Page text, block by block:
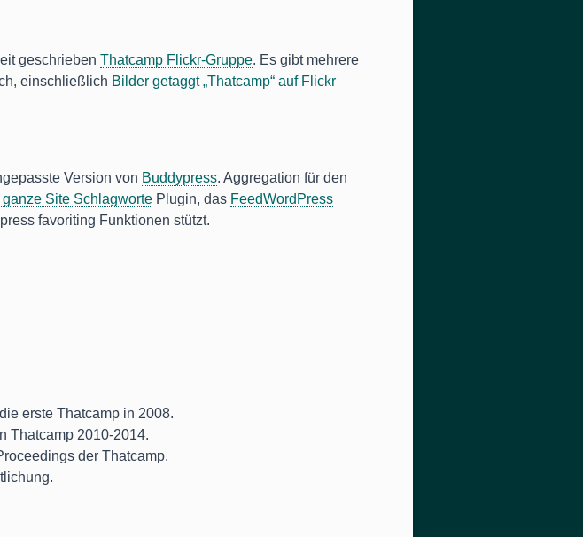
geschrieben Thatcamp Flickr-Gruppe. Es gibt mehrere
einschließlich Bilder getaggt „Thatcamp“ auf Flickr
Version von Buddypress. Aggregation für den
Site Schlagworte Plugin, das FeedWordPress
favoriting Funktionen stützt.
erste Thatcamp in 2008.
Thatcamp 2010-2014.
der Thatcamp.